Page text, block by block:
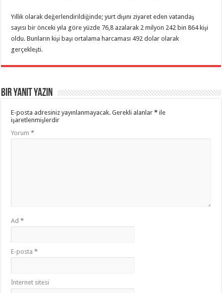
Yıllık olarak değerlendirildiğinde; yurt dışını ziyaret eden vatandaş
sayısı bir önceki yıla göre yüzde 76,8 azalarak 2 milyon 242 bin 864 kişi
oldu. Bunların kişi başı ortalama harcaması 492 dolar olarak
gerçekleşti.
Bir yanıt yazın
E-posta adresiniz yayınlanmayacak. Gerekli alanlar* ile
işaretlenmişlerdir
Yorum*
Ad*
E-posta*
İnternet sitesi